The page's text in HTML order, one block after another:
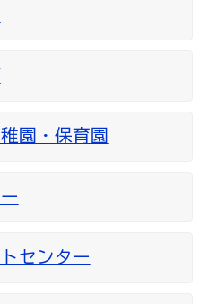
園・保育園
センター